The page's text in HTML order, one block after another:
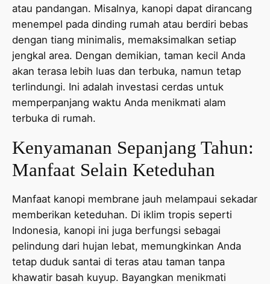
atau pandangan. Misalnya, kanopi dapat dirancang
menempel pada dinding rumah atau berdiri bebas
dengan tiang minimalis, memaksimalkan setiap
jengkal area. Dengan demikian, taman kecil Anda
akan terasa lebih luas dan terbuka, namun tetap
terlindungi. Ini adalah investasi cerdas untuk
memperpanjang waktu Anda menikmati alam
terbuka di rumah.
Kenyamanan Sepanjang Tahun:
Manfaat Selain Keteduhan
Manfaat kanopi membrane jauh melampaui sekadar
memberikan keteduhan. Di iklim tropis seperti
Indonesia, kanopi ini juga berfungsi sebagai
pelindung dari hujan lebat, memungkinkan Anda
tetap duduk santai di teras atau taman tanpa
khawatir basah kuyup. Bayangkan menikmati